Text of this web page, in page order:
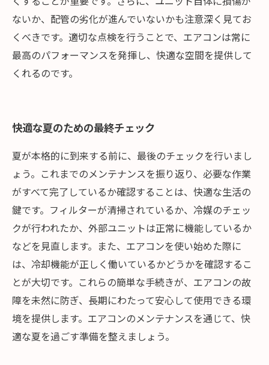
ないか、配管の劣化が進んでいないかも注意深く見てお
くべきです。適切な点検を行うことで、エアコンは常に
最高のパフォーマンスを発揮し、快適な空間を提供して
くれるのです。
快適な夏のための最終チェック
夏が本格的に到来する前に、最後のチェックを行いまし
ょう。これまでのメンテナンスを振り返り、必要な作業
がすべて完了しているか確認することは、快適な生活の
鍵です。フィルターが清掃されているか、冷媒のチェッ
クが行われたか、外部ユニットは正常に機能しているか
などを見直します。また、エアコンを使い始めた際に
は、冷却機能が正しく働いているかどうかを確認するこ
とが大切です。これらの簡単な手続きが、エアコンの故
障を未然に防ぎ、長期にわたって安心して使用できる環
境を提供します。エアコンのメンテナンスを通じて、快
適な夏を過ごす準備を整えましょう。